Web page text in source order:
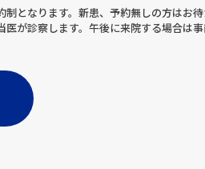
となります。新患、予約無しの方はお待
が診察します。午後に来院する場合は